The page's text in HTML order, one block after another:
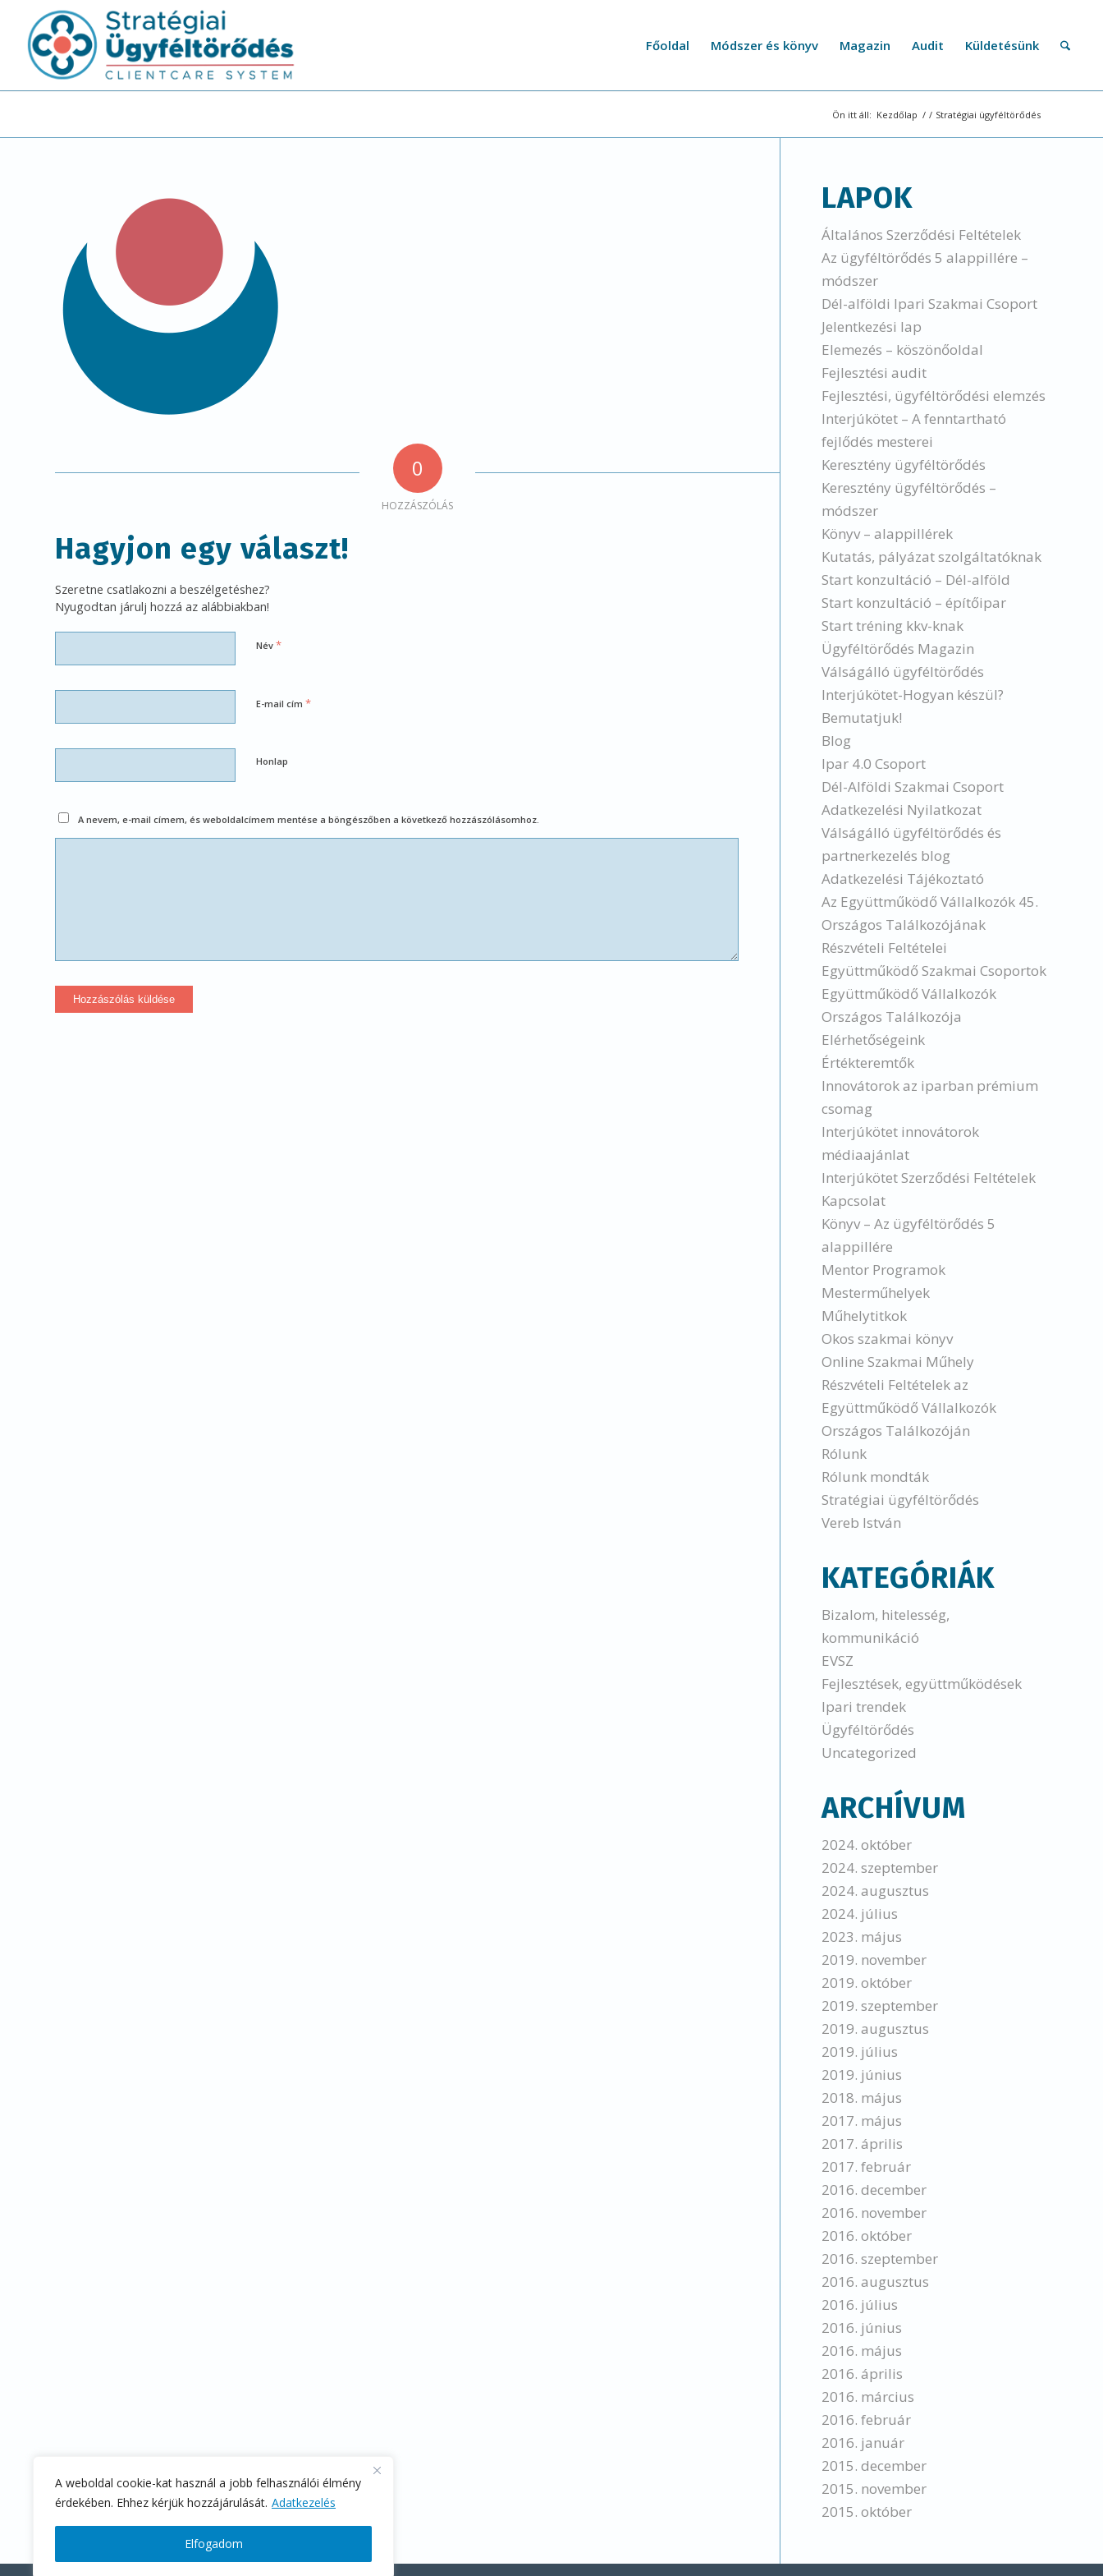
A weboldal cookie-kat használ a jobb felhasználói élmény
érdekében. Ehhez kérjük hozzájárulását. Adatkezelés
Elfogadom
Főoldal Módszer és könyv Magazin Audit Küldetésünk
Ön itt áll: Kezdőlap / / Stratégiai ügyféltörődés
0
HOZZÁSZÓLÁS
Hagyjon egy választ!
Szeretne csatlakozni a beszélgetéshez?
Nyugodtan járulj hozzá az alábbiakban!
Név *
E-mail cím *
Honlap
A nevem, e-mail címem, és weboldalcímem mentése a böngészőben a következő hozzászólásomhoz.
LAPOK
Általános Szerződési Feltételek
Az ügyféltörődés 5 alappillére –
módszer
Dél-alföldi Ipari Szakmai Csoport
Jelentkezési lap
Elemezés – köszönőoldal
Fejlesztési audit
Fejlesztési, ügyféltörődési elemzés
Interjúkötet – A fenntartható
fejlődés mesterei
Keresztény ügyféltörődés
Keresztény ügyféltörődés –
módszer
Könyv – alappillérek
Kutatás, pályázat szolgáltatóknak
Start konzultáció – Dél-alföld
Start konzultáció – építőipar
Start tréning kkv-knak
Ügyféltörődés Magazin
Válságálló ügyféltörődés
Interjúkötet-Hogyan készül?
Bemutatjuk!
Blog
Ipar 4.0 Csoport
Dél-Alföldi Szakmai Csoport
Adatkezelési Nyilatkozat
Válságálló ügyféltörődés és
partnerkezelés blog
Adatkezelési Tájékoztató
Az Együttműködő Vállalkozók 45.
Országos Találkozójának
Részvételi Feltételei
Együttműködő Szakmai Csoportok
Együttműködő Vállalkozók
Országos Találkozója
Elérhetőségeink
Értékteremtők
Innovátorok az iparban prémium
csomag
Interjúkötet innovátorok
médiaajánlat
Interjúkötet Szerződési Feltételek
Kapcsolat
Könyv – Az ügyféltörődés 5
alappillére
Mentor Programok
Mesterműhelyek
Műhelytitkok
Okos szakmai könyv
Online Szakmai Műhely
Részvételi Feltételek az
Együttműködő Vállalkozók
Országos Találkozóján
Rólunk
Rólunk mondták
Stratégiai ügyféltörődés
Vereb István
KATEGÓRIÁK
Bizalom, hitelesség,
kommunikáció
EVSZ
Fejlesztések, együttműködések
Ipari trendek
Ügyféltörődés
Uncategorized
ARCHÍVUM
2024. október
2024. szeptember
2024. augusztus
2024. július
2023. május
2019. november
2019. október
2019. szeptember
2019. augusztus
2019. július
2019. június
2018. május
2017. május
2017. április
2017. február
2016. december
2016. november
2016. október
2016. szeptember
2016. augusztus
2016. július
2016. június
2016. május
2016. április
2016. március
2016. február
2016. január
2015. december
2015. november
2015. október